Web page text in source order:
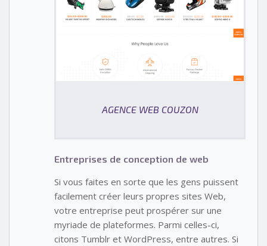
AGENCE WEB COUZON
Entreprises de conception de web
Si vous faites en sorte que les gens puissent
facilement créer leurs propres sites Web,
votre entreprise peut prospérer sur une
myriade de plateformes. Parmi celles-ci,
citons Tumblr et WordPress, entre autres. Si